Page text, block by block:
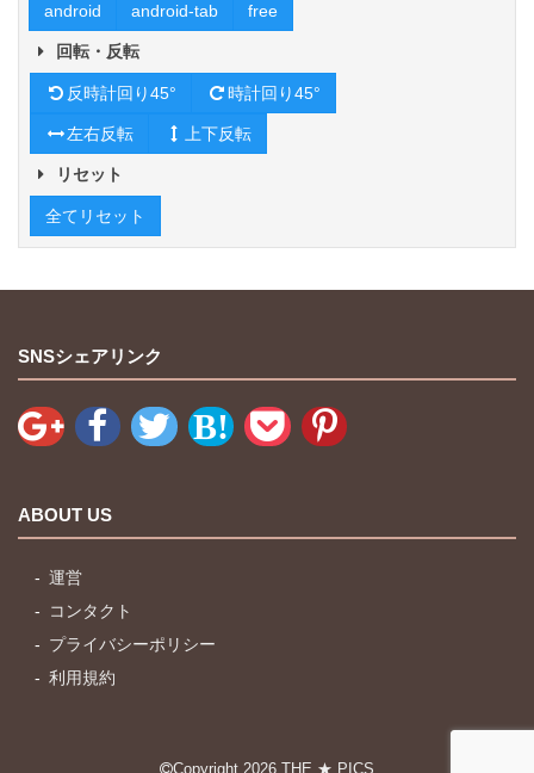
android android-tab free
回転・反転
反時計回り45° 時計回り45°
左右反転 上下反転
リセット
全てリセット
SNSシェアリンク
ABOUT US
運営
コンタクト
プライバシーポリシー
利用規約
Copyright 2026 THE ★ PICS